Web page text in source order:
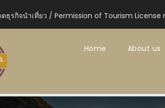
ธุรกิจนำเที่ยว / Permission of Tourism License
Home About us